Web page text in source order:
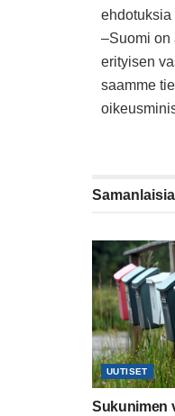
–Suomi on
erityisen
saamme
Samanlaisia
UUTISET
Sukunimen